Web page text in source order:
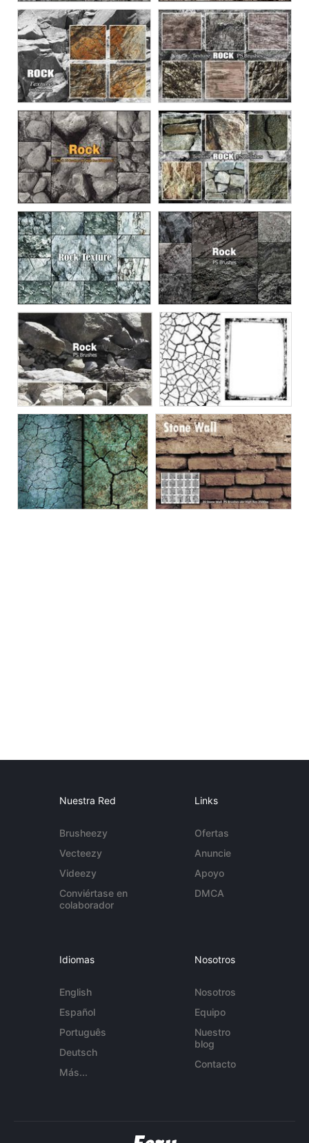
Nuestra Red
Brusheezy
Vecteezy
Videezy
Conviértase en
colaborador
Links
Ofertas
Anuncie
Apoyo
DMCA
Idiomas
English
Español
Português
Deutsch
Más...
Nosotros
Nosotros
Equipo
Nuestro
blog
Contacto